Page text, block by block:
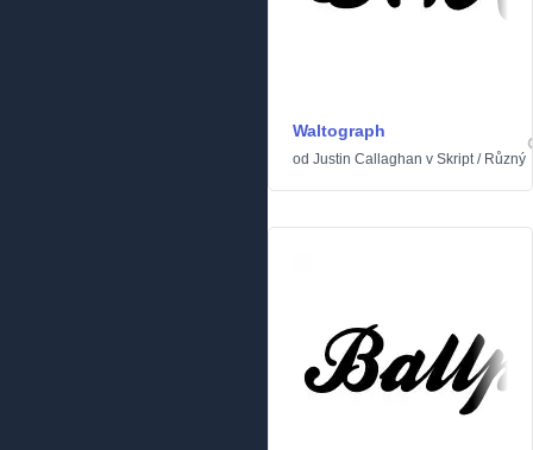
Waltograph
od Justin Callaghan v Skript/ Různý